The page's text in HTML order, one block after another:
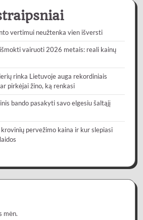
vertimui neužtenka vien išversti
vairuoti 2026 metais: reali kainų
rinka Lietuvoje auga rekordiniais
pirkėjai žino, ką renkasi
bando pasakyti savo elgesiu šaltąjį
krovinių pervežimo kaina ir kur slepiasi
mėn.